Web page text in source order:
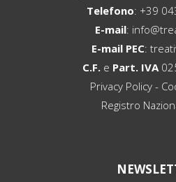
Telefono: +39
E-mail:
E-mail PEC:
C.F. e Part. IVA
Privacy Policy -
Registro